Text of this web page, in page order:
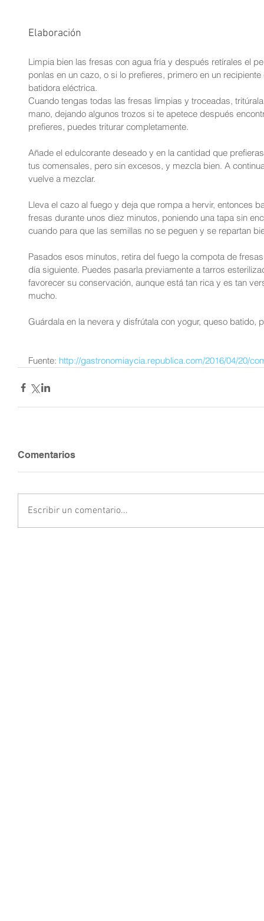
Elaboración
Limpia bien las fresas con agua fría y después retírales el
ponlas en un cazo, o si lo prefieres, primero en un
batidora eléctrica.
Cuando tengas todas las fresas limpias y troceadas,
mano, dejando algunos trozos si te apetece después
prefieres, puedes triturar completamente.
Añade el edulcorante deseado y en la cantidad que
tus comensales, pero sin excesos, y mezcla bien. A
vuelve a mezclar.
Lleva el cazo al fuego y deja que rompa a hervir, entonces
fresas durante unos diez minutos, poniendo una tapa sin
cuando para que las semillas no se peguen y se repartan
Pasados esos minutos, retira del fuego la compota de
día siguiente. Puedes pasarla previamente a tarros
favorecer su conservación, aunque está tan rica y es tan
mucho.
Guárdala en la nevera y disfrútala con yogur, queso
Fuente: http://gastronomiaycia.republica.com/2016/04/20/
Comentarios
Escribir un comentario...